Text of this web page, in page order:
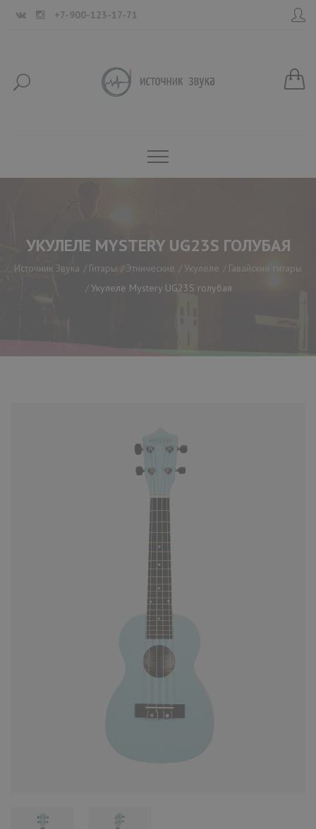
+7-900-123-17-71
УКУЛЕЛЕ MYSTERY UG23S ГОЛУБАЯ
Источник Звука Гитары Этнические Укулеле
Гавайские гитары
Укулеле Mystery UG23S голубая